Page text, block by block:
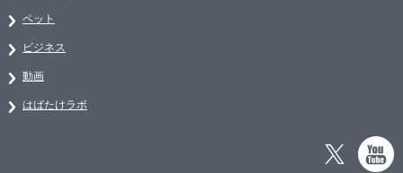
ペット
ビジネス
動画
はばたけラボ